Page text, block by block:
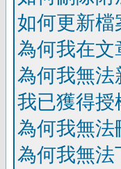
如何更新檔
為何我在
為何我無法
我已獲得
為何我無法
為何我無法